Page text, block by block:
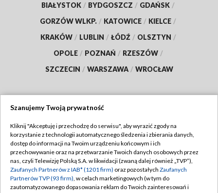
BIAŁYSTOK / BYDGOSZCZ / GDAŃSK /
GORZÓW WLKP. / KATOWICE / KIELCE /
KRAKÓW / LUBLIN / ŁÓDŹ / OLSZTYN /
OPOLE / POZNAŃ / RZESZÓW /
SZCZECIN / WARSZAWA / WROCŁAW
TVP
Abonament TVP
Emisja w TVP
Centrum informacji TVP
Regulamin TVP
Polityka prywatności
Moje zgody
Szanujemy Twoją prywatność
Kliknij "Akceptuję i przechodzę do serwisu", aby wyrazić zgody na
korzystanie z technologii automatycznego śledzenia i zbierania danych,
dostęp do informacji na Twoim urządzeniu końcowym i ich
przechowywanie oraz na przetwarzanie Twoich danych osobowych przez
nas, czyli Telewizję Polską S.A. w likwidacji (zwaną dalej również „TVP”),
Zaufanych Partnerów z IAB* (1201 firm) oraz pozostałych Zaufanych
Partnerów TVP (93 firm), w celach marketingowych (w tym do
zautomatyzowanego dopasowania reklam do Twoich zainteresowań i